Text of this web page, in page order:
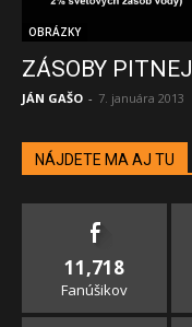
OBRÁZKY
ZÁSOBY
JÁN GAŠO - 7. januára 2013
NÁJDETE MA AJ TU
11,718
Fanúšikov